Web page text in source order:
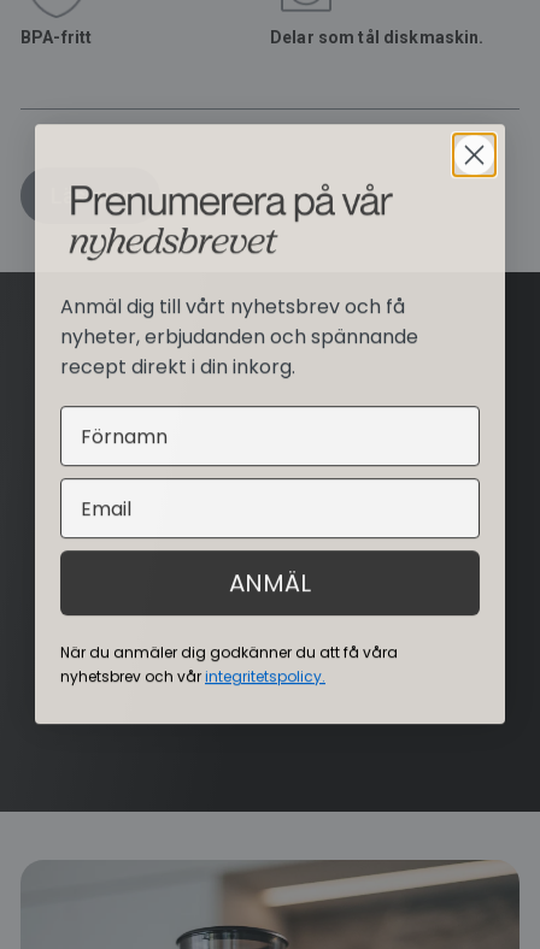
BPA-fritt Delar som tål diskmaskin.
Läs mer
Anmäl dig till vårt nyhetsbrev och få
nyheter, erbjudanden och spännande
recept direkt i din inkorg.
ANMÄL
När du anmäler dig godkänner du att få våra
nyhetsbrev och vårintegritetspolicy.